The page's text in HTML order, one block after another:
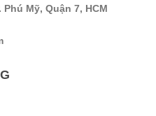
Mỹ, Quận 7, HCM